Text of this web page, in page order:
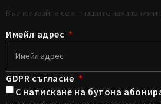
Възползвайте се от нашите намаления и
Имейл адрес
GDPR съгласие
С натискане на бутона